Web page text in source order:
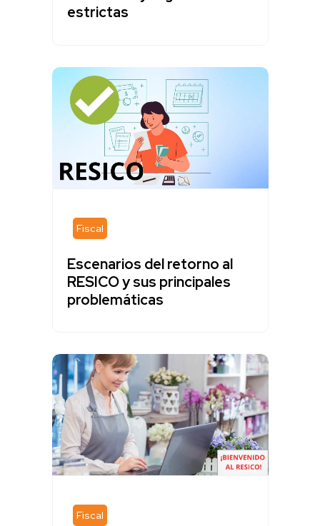
estrictas
Fiscal
Escenarios del retorno al
RESICO y sus principales
problemáticas
Fiscal